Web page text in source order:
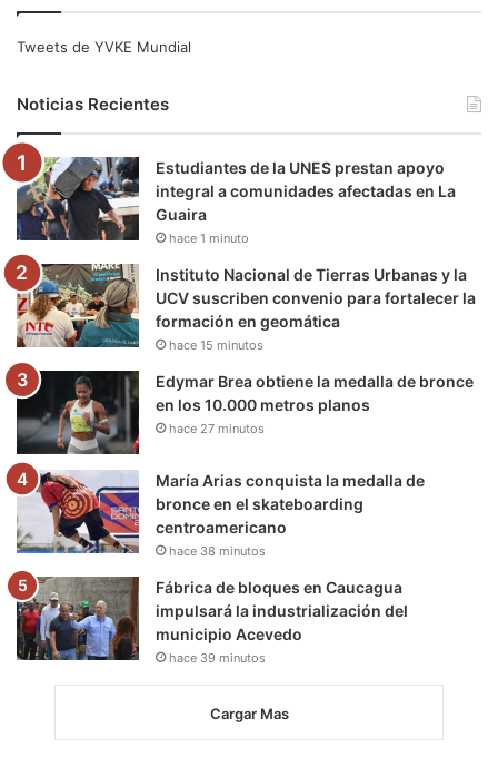
e
o
o
k
t
e
r
b
e
g
r
m
r
a
k
Tweets de YVKE Mundial
Noticias Recientes
Estudiantes de la UNES prestan apoyo
integral a comunidades afectadas en La
Guaira
hace 1 minuto
Instituto Nacional de Tierras Urbanas y la
UCV suscriben convenio para fortalecer la
formación en geomática
hace 15 minutos
Edymar Brea obtiene la medalla de bronce
en los 10.000 metros planos
hace 27 minutos
María Arias conquista la medalla de
bronce en el skateboarding
centroamericano
hace 38 minutos
Fábrica de bloques en Caucagua
impulsará la industrialización del
municipio Acevedo
hace 39 minutos
Cargar Mas